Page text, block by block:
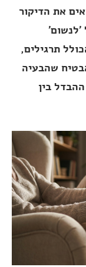
את הדיקור
'לנשום'
תרגילים,
שהבעיה
בין